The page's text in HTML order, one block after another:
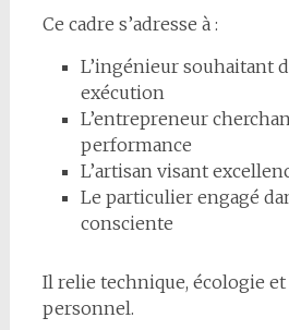
Ce cadre s’adresse à :
L’ingénieur souhaitant
exécution
L’entrepreneur
performance
L’artisan visant
Le particulier engagé
consciente
Il relie technique, écologie
personnel.